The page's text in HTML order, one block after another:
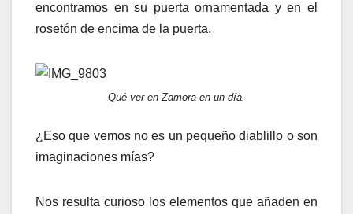
encontramos en su puerta ornamentada y en el
rosetón de encima de la puerta.
Qué ver en Zamora en un día.
¿Eso que vemos no es un pequeño diablillo o son
imaginaciones mías?
Nos resulta curioso los elementos que añaden en